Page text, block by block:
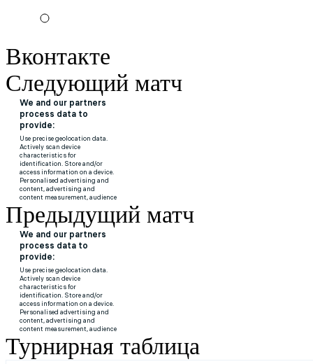
Вконтакте
Следующий матч
Предыдущий матч
Турнирная таблица